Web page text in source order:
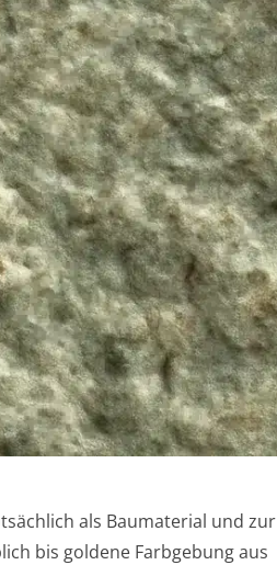
als Baumaterial und zur
bis goldene Farbgebung aus